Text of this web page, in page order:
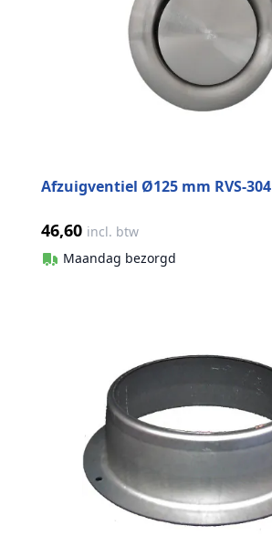
Afzuigventiel Ø125 mm RVS-304
46,60 incl. btw
Maandag bezorgd